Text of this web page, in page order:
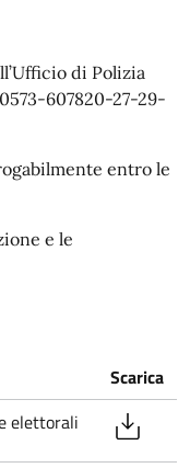
di Polizia
607820-27-29-
entro le
e le
Scarica
elettorali